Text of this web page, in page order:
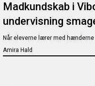
Madkundskab i
undervisning
Når eleverne lærer med
Amira Hald